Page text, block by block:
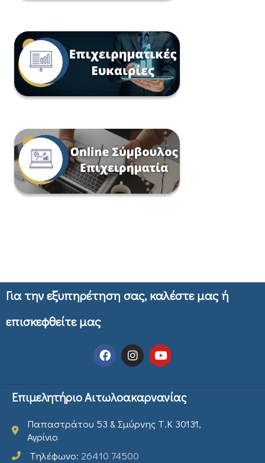
Για την εξυπηρέτηση σας, καλέστε μας ή
επισκεφθείτε μας
Επιμελητήριο Αιτωλοακαρνανίας
Παπαστράτου 53 & Σμύρνης Τ.Κ 30131,
Αγρίνιο
Τηλέφωνο: 26410 74500